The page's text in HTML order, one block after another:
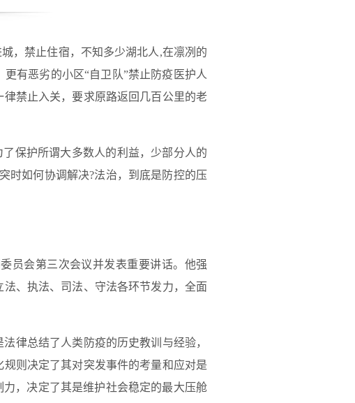
，禁止住宿，不知多少湖北人,在凛冽的
有恶劣的小区“自卫队”禁止防疫医护人
禁止入关，要求原路返回几百公里的老
保护所谓大多数人的利益，少部分人的
时如何协调解决?法治，到底是防控的压
员会第三次会议并发表重要讲话。他强
、执法、司法、守法各环节发力，全面
律总结了人类防疫的历史教训与经验，
则决定了其对突发事件的考量和应对是
，决定了其是维护社会稳定的最大压舱